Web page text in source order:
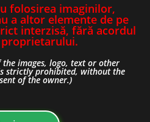
folosirea imaginilor,
a altor elemente de pe
interzisă, fără acordul
images, logo, text or other
strictly prohibited, without the
of the owner.)